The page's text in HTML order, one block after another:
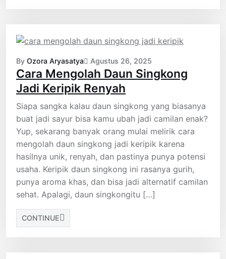
By Ozora Aryasatya Agustus 26, 2025
Cara Mengolah Daun Singkong
Jadi Keripik Renyah
Siapa sangka kalau daun singkong yang biasanya
buat jadi sayur bisa kamu ubah jadi camilan enak?
Yup, sekarang banyak orang mulai melirik cara
mengolah daun singkong jadi keripik karena
hasilnya unik, renyah, dan pastinya punya potensi
usaha. Keripik daun singkong ini rasanya gurih,
punya aroma khas, dan bisa jadi alternatif camilan
sehat. Apalagi, daun singkongitu […]
CONTINUE